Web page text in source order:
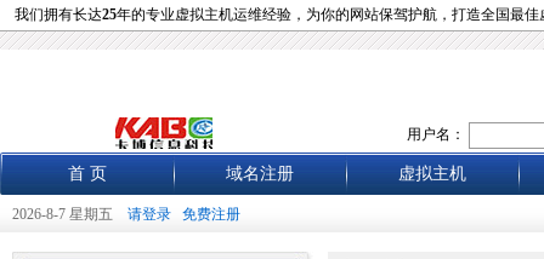
我们拥有长达25年的专业虚拟主机运维经验，为你的网站保驾护航，打造全国最佳
用户名：
首 页 域名注册 虚拟主机
2026-8-7 星期五 请登录 免费注册